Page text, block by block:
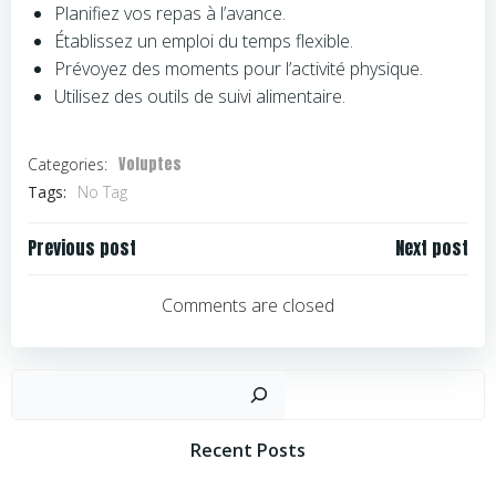
Planifiez vos repas à l’avance.
Établissez un emploi du temps flexible.
Prévoyez des moments pour l’activité physique.
Utilisez des outils de suivi alimentaire.
Categories: Voluptes
Tags: No Tag
Navigation
Previous post
l’article
Next post
Comments are closed
Rechercher
Recent Posts